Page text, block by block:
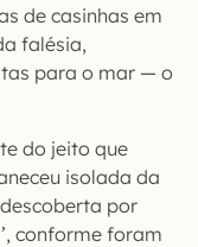
de casinhas em
falésia,
para o mar — o
do jeito que
isolada da
por
conforme foram